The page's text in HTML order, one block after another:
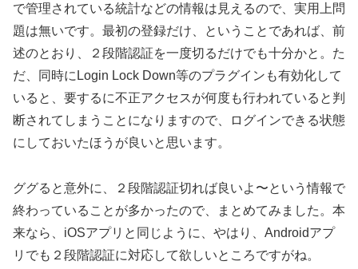
で管理されている統計などの情報は見えるので、実用上問
題は無いです。最初の登録だけ、ということであれば、前
述のとおり、２段階認証を一度切るだけでも十分かと。た
だ、同時にLogin Lock Down等のプラグインも有効化して
いると、要するに不正アクセスが何度も行われていると判
断されてしまうことになりますので、ログインできる状態
にしておいたほうが良いと思います。
ググると意外に、２段階認証切れば良いよ〜という情報で
終わっていることが多かったので、まとめてみました。本
来なら、iOSアプリと同じように、やはり、Androidアプ
リでも２段階認証に対応して欲しいところですがね。